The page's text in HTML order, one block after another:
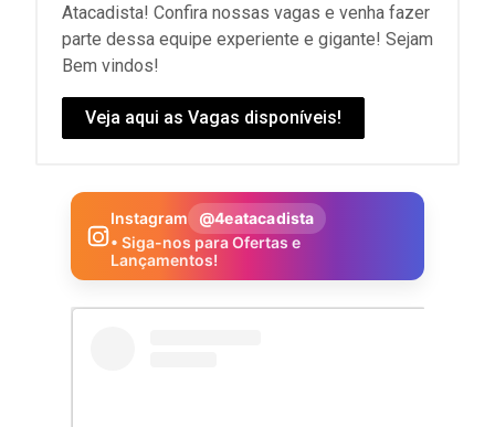
Atacadista! Confira nossas vagas e venha fazer
parte dessa equipe experiente e gigante! Sejam
Bem vindos!
Veja aqui as Vagas disponíveis!
Instagram
@4eatacadista
• Siga-nos para Ofertas e
Lançamentos!